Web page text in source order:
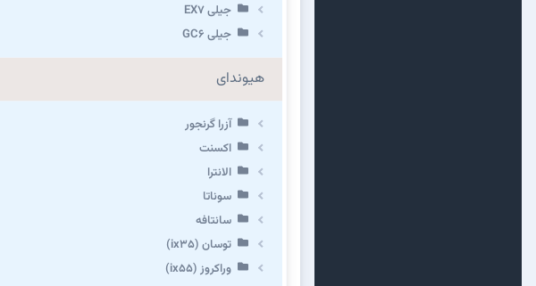
جیلی EX7
جیلی GC6
هیوندای
آزرا گرنجور
اکسنت
الانترا
سوناتا
سانتافه
توسان (ix35)
وراکروز (ix55)